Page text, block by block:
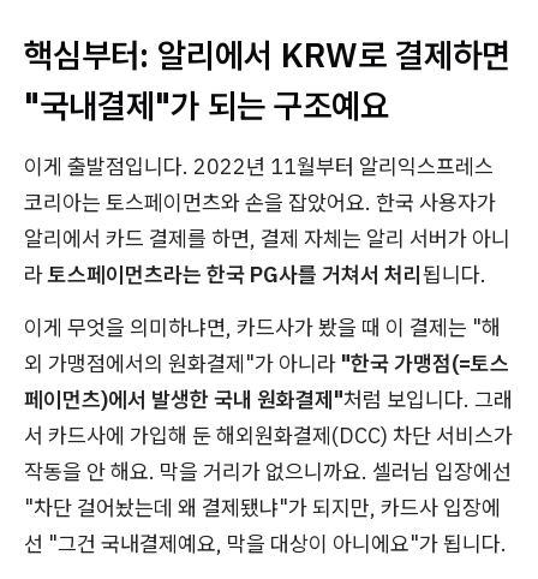
핵심부터: 알리에서 KRW로 결제하면
"국내결제"가 되는 구조예요
이게 출발점입니다. 2022년 11월부터 알리익스프레스
코리아는 토스페이먼츠와 손을 잡았어요. 한국 사용자가
알리에서 카드 결제를 하면, 결제 자체는 알리 서버가 아니
라토스페이먼츠라는 한국 PG사를 거쳐서 처리됩니다.
이게 무엇을 의미하냐면, 카드사가 봤을 때 이 결제는 "해
외 가맹점에서의 원화결제"가 아니라 "한국 가맹점(=토스
페이먼츠)에서 발생한 국내 원화결제"처럼 보입니다. 그래
서 카드사에 가입해 둔 해외원화결제(DCC) 차단 서비스가
작동을 안 해요. 막을 거리가 없으니까요. 셀러님 입장에선
"차단 걸어놨는데 왜 결제됐냐"가 되지만, 카드사 입장에
선 "그건 국내결제예요, 막을 대상이 아니에요"가 됩니다.